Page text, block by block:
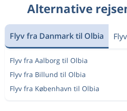
Alternative
Flyv fra Danmark til Olbia
Flyv fra Aalborg til Olbia
Flyv fra Billund til Olbia
Flyv fra København til Olbia